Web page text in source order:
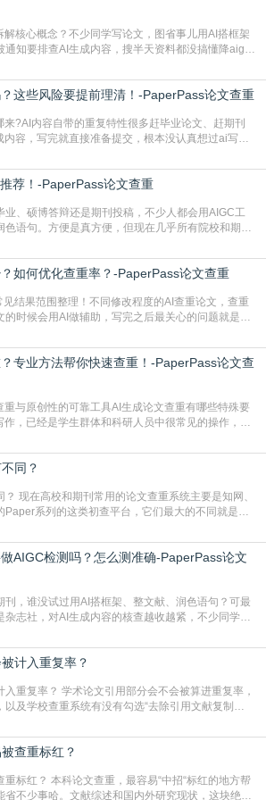
核心概念？不少同学写论文，图省事儿用AI搭框架
知要排查AI生成内容，搜半天资料都没搞懂降aigc
不少人也搞不清降aigc检测是啥，对相关要求摸不
AIGC工具在学术领域普及诞生的新需求，核心是为
这些风险要提前理清！-PaperPass论文查重
?AI内容自带的重复特性很多赶毕业论文、赶期刊
容，写完就直接准备提交，根本没认真想过ai写论
AI训练依赖海量公开的文本数据，生成内容本质是基
从零开始的原创创作。生成过程中，很容易复用已
拼接已经公开
荐！-PaperPass论文查重
业、硕博答辩还是期刊投稿，不少人都会用AIGC工
语句。方便是真方便，但现在几乎所有院校和期刊
有人在，这时候，找到靠谱的降AIGC检测率的网
：守护学术原创性的智能伙伴AIGC生成内
本科师弟改
如何优化查重率？-PaperPass论文查重
结果范围整理！不同修改程度的AI查重论文，查重
时候会用AI做辅助，写完之后最关心的问题就是ai
样。AI训练依赖海量公开学术文献、网络内容，生成
接已有内容，很容易和已发布的作品撞重复，甚至会
查重率偏高是
专业方法帮你快速查重！-PaperPass论文查
与原创性的可靠工具AI生成论文查重有哪些特殊要
，已经是学生群体和科研人员中很常见的操作，不
内容天生带有重复风险——训练AI的数据集本身就包
络原创内容，AI输出内容时很容易无意识拼接出重
同？
网、
系列的这类初查平台，它们最大的不同就是数
是学校定稿检测的绝对主流。本科用PMLC，含大学
长论文，硕博用VIP/TMLC，含学术论文联合比对
AIGC检测吗？怎么测准确-PaperPass论文
刊，谁没试过用AI搭框架、整文献、润色语句？可最
志社，对AI生成内容的核查越收越紧，不少同学投
，已经成了很多过来人交稿前必做的一步。为什么
前的必备项？可能还有不少人觉得，我就用AI搭了个
于做AIG
计入重复率？
会不会被算进重复率，
及学校查重系统有没有勾选“去除引用文献复制
方括号编号、与正文一一对应，著录项符合GB/T
年、卷期、页码齐全，标点用半角）；查重系统识别
查重标红？
中招“标红的地方帮
不少事哈。文献综述和国内外研究现状，这块绝对